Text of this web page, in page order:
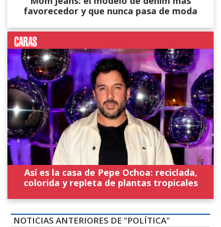
favorecedor y que nunca pasa de moda
Así es la casa de Pepe Ochoa: reciclada,
colorida y repleta de plantas tropicales
NOTICIAS ANTERIORES DE "POLÍTICA"